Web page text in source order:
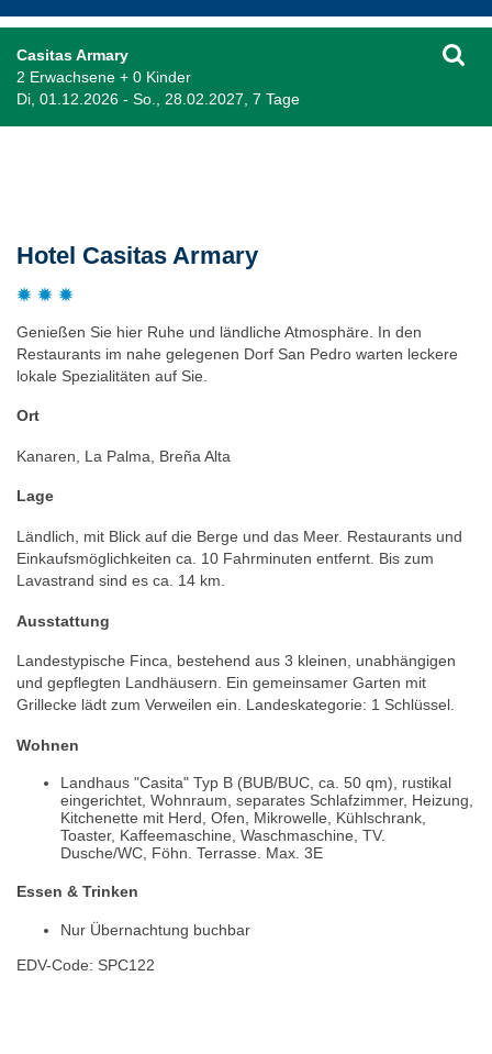
Casitas Armary
2 Erwachsene + 0 Kinder
Di, 01.12.2026 - So., 28.02.2027, 7 Tage
Hotel Casitas Armary
Genießen Sie hier Ruhe und ländliche Atmosphäre. In den
Restaurants im nahe gelegenen Dorf San Pedro warten leckere
lokale Spezialitäten auf Sie.
Ort
Kanaren, La Palma, Breña Alta
Lage
Ländlich, mit Blick auf die Berge und das Meer. Restaurants und
Einkaufsmöglichkeiten ca. 10 Fahrminuten entfernt. Bis zum
Lavastrand sind es ca. 14 km.
Ausstattung
Landestypische Finca, bestehend aus 3 kleinen, unabhängigen
und gepflegten Landhäusern. Ein gemeinsamer Garten mit
Grillecke lädt zum Verweilen ein. Landeskategorie: 1 Schlüssel.
Wohnen
Landhaus "Casita" Typ B (BUB/BUC, ca. 50 qm), rustikal
eingerichtet, Wohnraum, separates Schlafzimmer, Heizung,
Kitchenette mit Herd, Ofen, Mikrowelle, Kühlschrank,
Toaster, Kaffeemaschine, Waschmaschine, TV.
Dusche/WC, Föhn. Terrasse. Max. 3E
Essen & Trinken
Nur Übernachtung buchbar
EDV-Code: SPC122